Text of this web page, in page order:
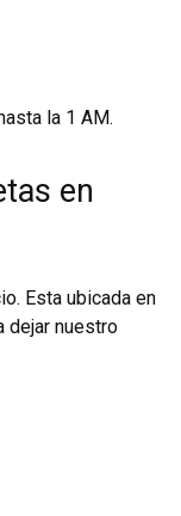
la 1 AM.
en
Esta ubicada en
dejar nuestro